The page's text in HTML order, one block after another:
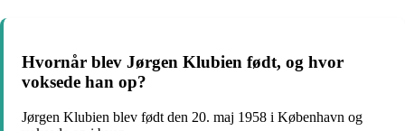
Hvornår blev Jørgen Klubien født, og hvor
voksede han op?
Jørgen Klubien blev født den 20. maj 1958 i København og